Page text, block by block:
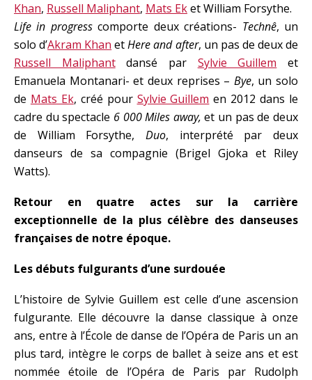
Khan, Russell Maliphant, Mats Eket William Forsythe.
Life in progresscomporte deux créations- Technê, un
solo d’Akram Khan etHere and after, un pas de deux de
Russell Maliphantdansé par Sylvie Guillem et
Emanuela Montanari- et deux reprises – Bye, un solo
de Mats Ek, créé pour Sylvie Guillem en 2012 dans le
cadre du spectacle 6 000 Miles away, et un pas de deux
de William Forsythe, Duo, interprété par deux
danseurs de sa compagnie (Brigel Gjoka et Riley
Watts).
Retour en quatre actes sur la carrière
exceptionnelle de la plus célèbre des danseuses
françaises de notre époque.
Les débuts fulgurants d’une surdouée
L’histoire de Sylvie Guillem est celle d’une ascension
fulgurante. Elle découvre la danse classique à onze
ans, entre à l’École de danse de l’Opéra de Paris un an
plus tard, intègre le corps de ballet à seize ans et est
nommée étoile de l’Opéra de Paris par Rudolph